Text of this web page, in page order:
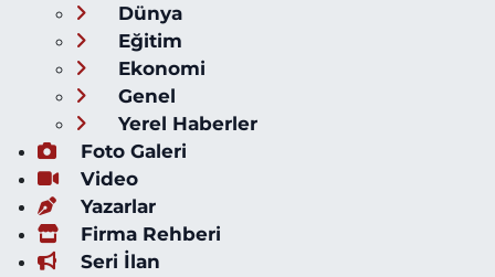
Dünya
Eğitim
Ekonomi
Genel
Yerel Haberler
Foto Galeri
Video
Yazarlar
Firma Rehberi
Seri İlan